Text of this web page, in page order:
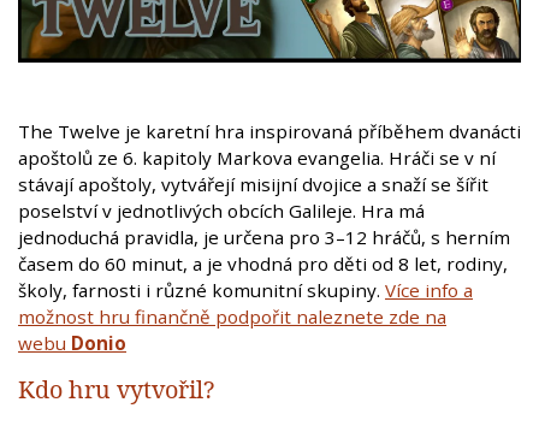
The Twelve je karetní hra inspirovaná příběhem dvanácti
apoštolů ze 6. kapitoly Markova evangelia. Hráči se v ní
stávají apoštoly, vytvářejí misijní dvojice a snaží se šířit
poselství v jednotlivých obcích Galileje. Hra má
jednoduchá pravidla, je určena pro 3–12 hráčů, s herním
časem do 60 minut, a je vhodná pro děti od 8 let, rodiny,
školy, farnosti i různé komunitní skupiny. Více info a
možnost hru finančně podpořit naleznete zde na
webu Donio
Kdo hru vytvořil?